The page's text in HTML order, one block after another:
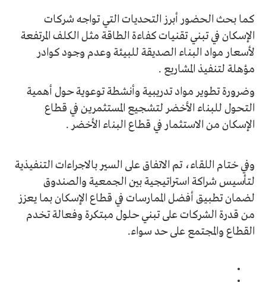
كما بحث الحضور أبرز التحديات التي تواجه شركات
الإسكان في تبني تقنيات كفاءة الطاقة مثل الكلف المرتفعة
لأسعار مواد البناء الصديقة للبيئة وعدم وجود كوادر
مؤهلة لتنفيذ المشاريع .
وضرورة تطوير مواد تدريبية وأنشطة توعوية حول أهمية
التحول للبناء الأخضر لتشجيع المستثمرين في قطاع
الإسكان من الاستثمار في قطاع البناء الأخضر .
وفي ختام اللقاء، تم الاتفاق على السير بالاجراءات التنفيذية
لتأسيس شراكة استراتيجية بين الجمعية والصندوق
لضمان تطبيق أفضل الممارسات في قطاع الإسكان بما يعزز
من قدرة الشركات على تبني حلول مبتكرة وفعالة تخدم
القطاع والمجتمع على حد سواء.